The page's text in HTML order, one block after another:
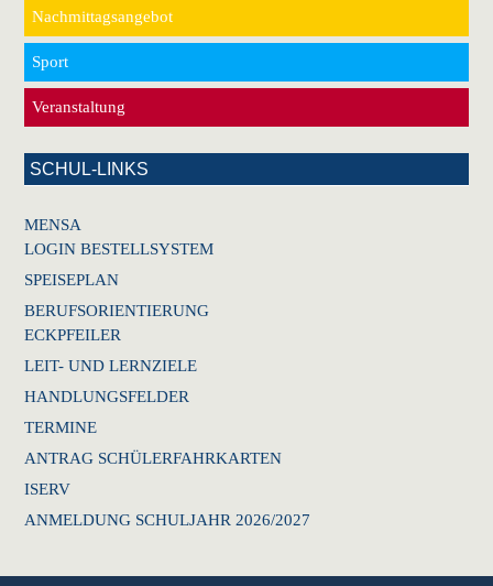
Nachmittagsangebot
Sport
Veranstaltung
SCHUL-LINKS
MENSA
LOGIN BESTELLSYSTEM
SPEISEPLAN
BERUFSORIENTIERUNG
ECKPFEILER
LEIT- UND LERNZIELE
HANDLUNGSFELDER
TERMINE
ANTRAG SCHÜLERFAHRKARTEN
ISERV
ANMELDUNG SCHULJAHR 2026/2027